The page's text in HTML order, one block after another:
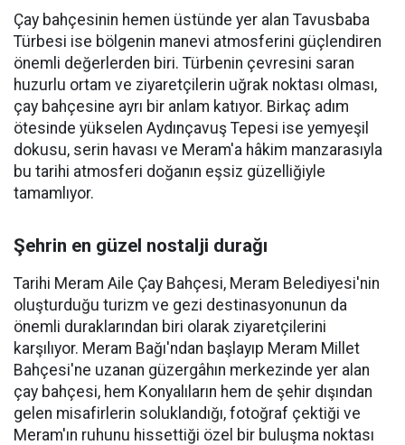
Çay bahçesinin hemen üstünde yer alan Tavusbaba
Türbesi ise bölgenin manevi atmosferini güçlendiren
önemli değerlerden biri. Türbenin çevresini saran
huzurlu ortam ve ziyaretçilerin uğrak noktası olması,
çay bahçesine ayrı bir anlam katıyor. Birkaç adım
ötesinde yükselen Aydınçavuş Tepesi ise yemyeşil
dokusu, serin havası ve Meram'a hâkim manzarasıyla
bu tarihi atmosferi doğanın eşsiz güzelliğiyle
tamamlıyor.
Şehrin en güzel nostalji durağı
Tarihi Meram Aile Çay Bahçesi, Meram Belediyesi'nin
oluşturduğu turizm ve gezi destinasyonunun da
önemli duraklarından biri olarak ziyaretçilerini
karşılıyor. Meram Bağı'ndan başlayıp Meram Millet
Bahçesi'ne uzanan güzergâhın merkezinde yer alan
çay bahçesi, hem Konyalıların hem de şehir dışından
gelen misafirlerin soluklandığı, fotoğraf çektiği ve
Meram'ın ruhunu hissettiği özel bir buluşma noktası